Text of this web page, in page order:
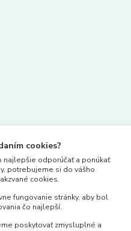
cookies?
najlepšie odporúčať a ponúkať
potrebujeme si do vášho
cookies.
fungovanie stránky, aby bol
čo najlepší.
poskytovať zmysluplné a